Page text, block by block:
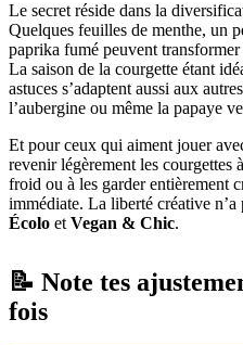
Le secret réside dans la
Quelques feuilles de menthe, un
paprika fumé peuvent
La saison de la courgette étant
astuces s’adaptent aussi aux
l’aubergine ou même la papaye
Et pour ceux qui aiment jouer
revenir légèrement les courgettes
froid ou à les garder entièrement
immédiate. La liberté créative n’a
Écolo et Vegan & Chic.
📝 Note tes
fois